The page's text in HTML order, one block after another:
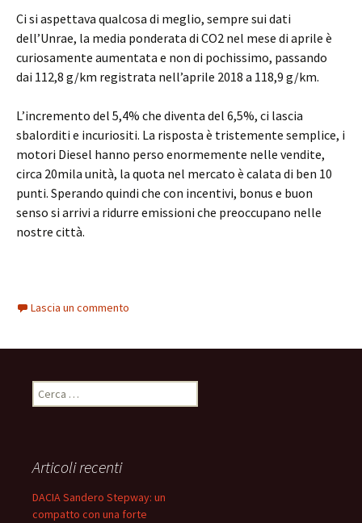
Ci si aspettava qualcosa di meglio, sempre sui dati
dell’Unrae, la media ponderata di CO2 nel mese di aprile è
curiosamente aumentata e non di pochissimo, passando
dai 112,8 g/km registrata nell’aprile 2018 a 118,9 g/km.
L’incremento del 5,4% che diventa del 6,5%, ci lascia
sbalorditi e incuriositi. La risposta è tristemente semplice, i
motori Diesel hanno perso enormemente nelle vendite,
circa 20mila unità, la quota nel mercato è calata di ben 10
punti. Sperando quindi che con incentivi, bonus e buon
senso si arrivi a ridurre emissioni che preoccupano nelle
nostre città.
Lascia un commento
i
c
a
Articoli recenti
DACIA Sandero Stepway: un
compatto con una forte